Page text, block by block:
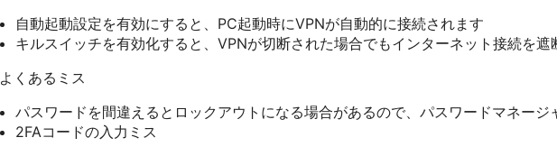
自動起動設定を有効にすると、PC起動時にVPNが自動的に接続されます
キルスイッチを有効化すると、VPNが切断された場合でもインターネット接続を遮
よくあるミス
パスワードを間違えるとロックアウトになる場合があるので、パスワードマネージ
2FAコードの入力ミス